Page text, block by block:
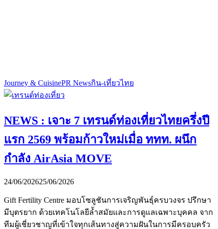
Journey & CuisinePR Newsกิน-เที่ยวไทย
NEWS : เจาะ 7 เทรนด์ท่องเที่ยวไทยครึ่งปี
แรก 2569 พร้อมก้าวใหม่เมื่อ ททท. ผนึก
กำลัง AirAsia MOVE
24/06/202625/06/2026
Gift Fertility Centre มอบโซลูชันการเจริญพันธุ์ครบวงจร ปรึกษา
มีบุตรยาก ด้วยเทคโนโลยีล้ำสมัยและการดูแลเฉพาะบุคคล จาก
ทีมผู้เชี่ยวชาญที่เข้าใจทุกเส้นทางสู่ความฝันในการมีครอบครัว